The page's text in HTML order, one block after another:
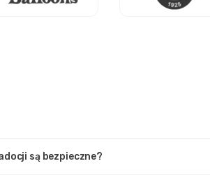
są bezpieczne?